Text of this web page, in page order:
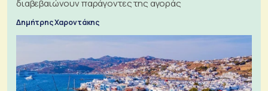
διαβεβαιώνουν παράγοντες της αγοράς
Δημήτρης Χαροντάκης